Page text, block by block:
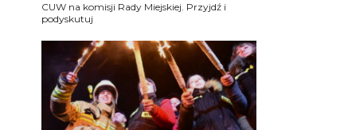
CUW na komisji Rady Miejskiej. Przyjdź i
podyskutuj